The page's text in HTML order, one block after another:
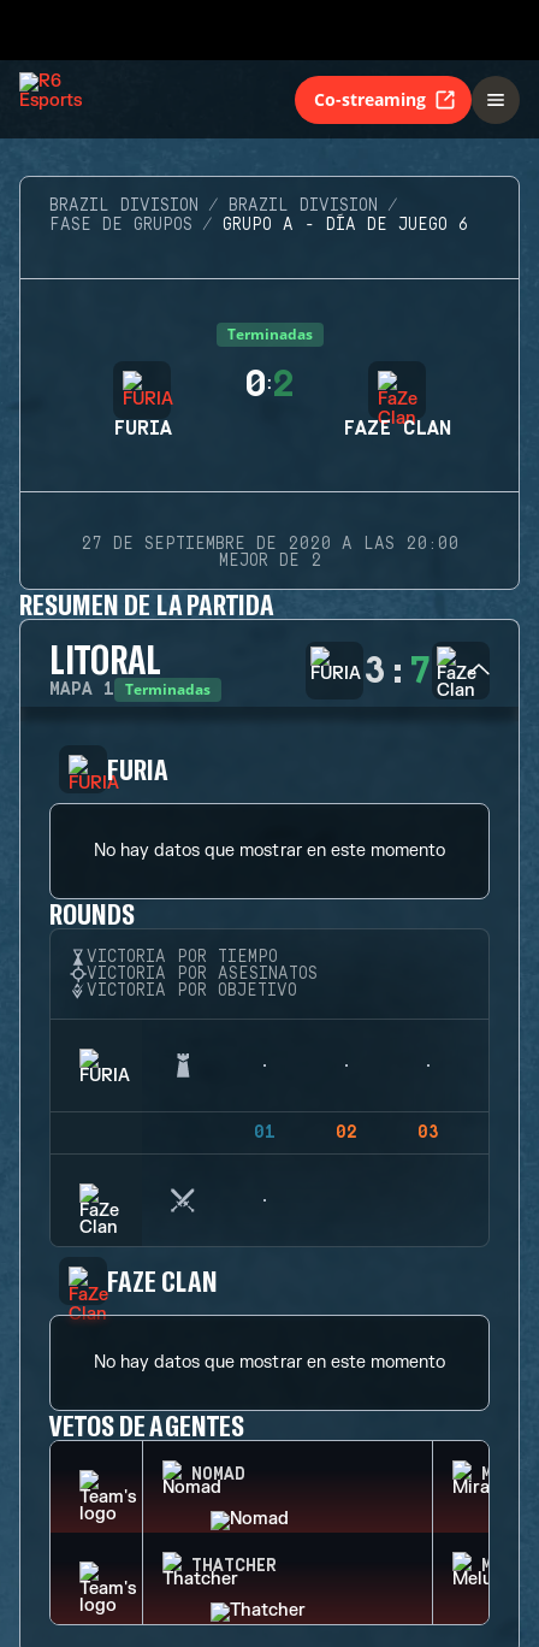
Co-streaming
BRAZIL DIVISION
BRAZIL DIVISION
FASE DE GRUPOS
GRUPO A - DÍA DE JUEGO 6
Terminadas
FURIA
0:2
FAZE CLAN
27 DE SEPTIEMBRE DE 2020 A LAS 20:00
MEJOR DE 2
RESUMEN DE LA PARTIDA
LITORAL
MAPA 1 Terminadas 3 : 7
FURIA
No hay datos que mostrar en este momento
ROUNDS
VICTORIA POR TIEMPO
VICTORIA POR ASESINATOS
VICTORIA POR OBJETIVO
01 02 03
FAZE CLAN
No hay datos que mostrar en este momento
VETOS DE AGENTES
NOMAD MIRA
THATCHER